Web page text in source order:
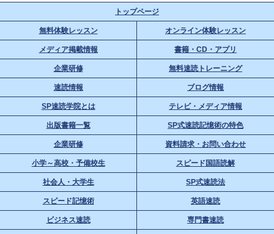
トップページ
無料体験レッスン オンライン体験レッスン
メディア掲載情報 書籍・CD・アプリ
企業研修 無料速読トレーニング
速読情報 ブログ情報
SP速読学院とは テレビ・メディア情報
出版書籍一覧 SP式速読記憶術の特色
企業研修 資料請求・お問い合わせ
小学～高校・予備校生 スピード国語読解
社会人・大学生 SP式速読法
スピード記憶術 英語速読
ビジネス速読 専門書速読